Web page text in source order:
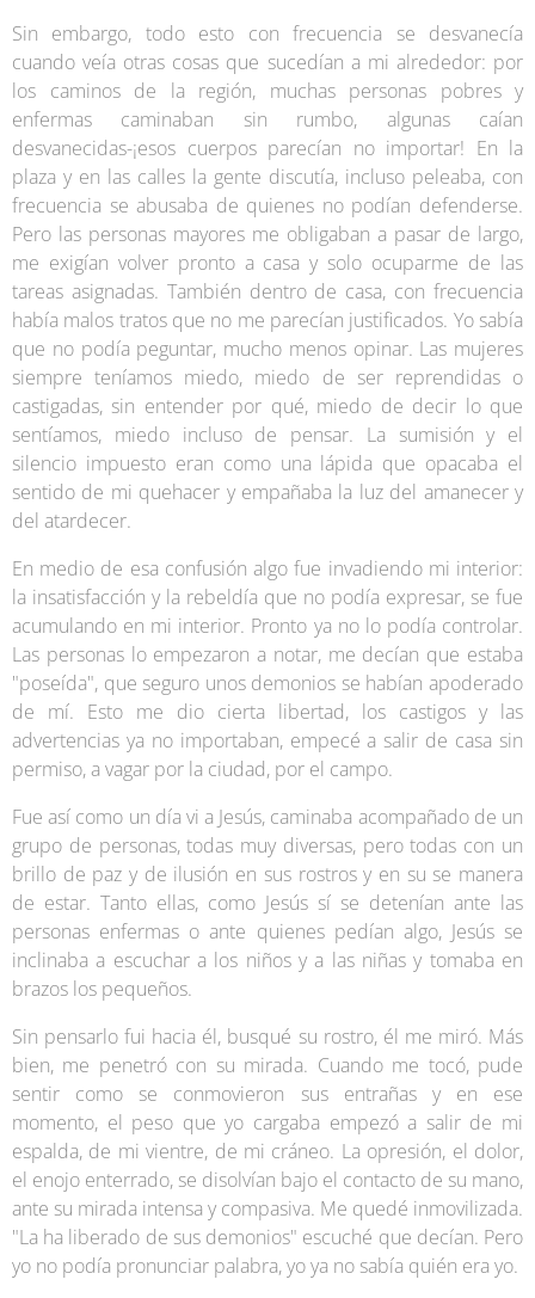
Sin embargo, todo esto con frecuencia se desvanecía
cuando veía otras cosas que sucedían a mi alrededor: por
los caminos de la región, muchas personas pobres y
enfermas caminaban sin rumbo, algunas caían
desvanecidas-¡esos cuerpos parecían no importar! En la
plaza y en las calles la gente discutía, incluso peleaba, con
frecuencia se abusaba de quienes no podían defenderse.
Pero las personas mayores me obligaban a pasar de largo,
me exigían volver pronto a casa y solo ocuparme de las
tareas asignadas. También dentro de casa, con frecuencia
había malos tratos que no me parecían justificados. Yo sabía
que no podía peguntar, mucho menos opinar. Las mujeres
siempre teníamos miedo, miedo de ser reprendidas o
castigadas, sin entender por qué, miedo de decir lo que
sentíamos, miedo incluso de pensar. La sumisión y el
silencio impuesto eran como una lápida que opacaba el
sentido de mi quehacer y empañaba la luz del amanecer y
del atardecer.
En medio de esa confusión algo fue invadiendo mi interior:
la insatisfacción y la rebeldía que no podía expresar, se fue
acumulando en mi interior. Pronto ya no lo podía controlar.
Las personas lo empezaron a notar, me decían que estaba
"poseída", que seguro unos demonios se habían apoderado
de mí. Esto me dio cierta libertad, los castigos y las
advertencias ya no importaban, empecé a salir de casa sin
permiso, a vagar por la ciudad, por el campo.
Fue así como un día vi a Jesús, caminaba acompañado de un
grupo de personas, todas muy diversas, pero todas con un
brillo de paz y de ilusión en sus rostros y en su se manera
de estar. Tanto ellas, como Jesús sí se detenían ante las
personas enfermas o ante quienes pedían algo, Jesús se
inclinaba a escuchar a los niños y a las niñas y tomaba en
brazos los pequeños.
Sin pensarlo fui hacia él, busqué su rostro, él me miró. Más
bien, me penetró con su mirada. Cuando me tocó, pude
sentir como se conmovieron sus entrañas y en ese
momento, el peso que yo cargaba empezó a salir de mi
espalda, de mi vientre, de mi cráneo. La opresión, el dolor,
el enojo enterrado, se disolvían bajo el contacto de su mano,
ante su mirada intensa y compasiva. Me quedé inmovilizada.
"La ha liberado de sus demonios" escuché que decían. Pero
yo no podía pronunciar palabra, yo ya no sabía quién era yo.